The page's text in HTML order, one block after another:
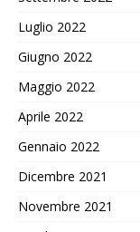
Luglio 2022
Giugno 2022
Maggio 2022
Aprile 2022
Gennaio 2022
Dicembre 2021
Novembre 2021